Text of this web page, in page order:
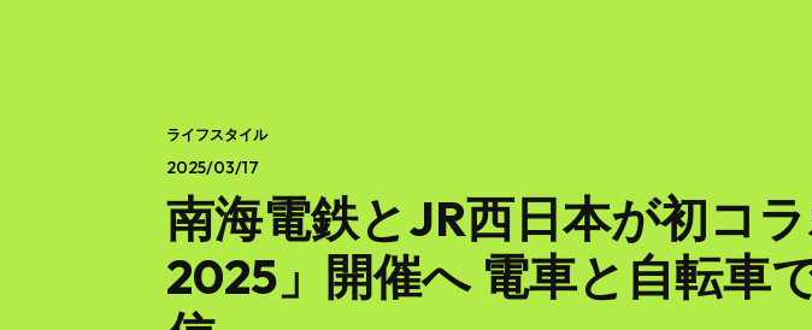
ライフスタイル
2025/03/17
南海電鉄とJR西日本が初コ
2025」開催へ 電車と自転車